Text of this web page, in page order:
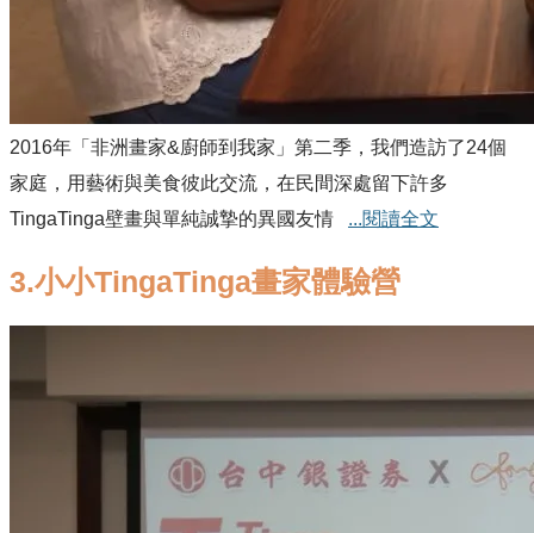
2016年「非洲畫家&廚師到我家」第二季，我們造訪了24個
家庭，用藝術與美食彼此交流，在民間深處留下許多
TingaTinga壁畫與單純誠摯的異國友情 ...閱讀全文
3.小小TingaTinga畫家體驗營